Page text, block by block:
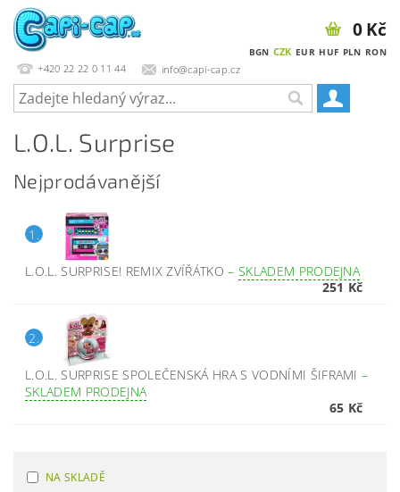
+420 22 22 0 11 44 info@capi-cap.cz
BGN CZK EUR HUF PLN RON
0 Kč
L.O.L. Surprise
Nejprodávanější
1.
L.O.L. SURPRISE! REMIX ZVÍŘÁTKO–SKLADEM PRODEJNA
251 Kč
2.
L.O.L. SURPRISE SPOLEČENSKÁ HRA S VODNÍMI ŠIFRAMI–
SKLADEM PRODEJNA
65 Kč
NA SKLADĚ